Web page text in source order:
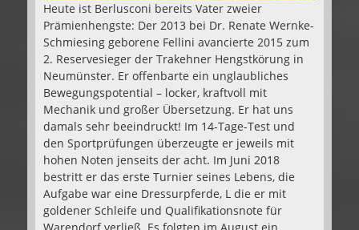
Heute ist Berlusconi bereits Vater zweier
Prämienhengste: Der 2013 bei Dr. Renate Wernke-
Schmiesing geborene Fellini avancierte 2015 zum
2. Reservesieger der Trakehner Hengstkörung in
Neumünster. Er offenbarte ein unglaubliches
Bewegungspotential – locker, kraftvoll mit
Mechanik und großer Übersetzung. Er hat uns
damals sehr beeindruckt! Im 14-Tage-Test und
den Sportprüfungen überzeugte er jeweils mit
hohen Noten jenseits der acht. Im Juni 2018
bestritt er das erste Turnier seines Lebens, die
Aufgabe war eine Dressurpferde, L die er mit
goldener Schleife und Qualifikationsnote für